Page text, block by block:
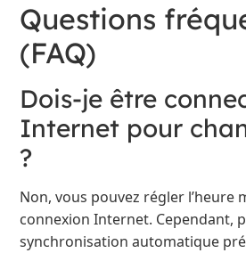
Questions
(FAQ)
Dois-je être
Internet pour
?
Non, vous pouvez régler l’heure
connexion Internet. Cependant,
synchronisation automatique